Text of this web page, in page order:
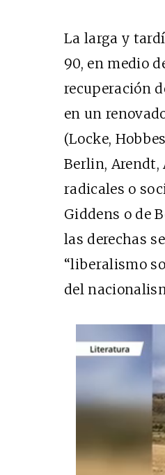
La larga y
90, en medio
recuperación
en un
(Locke,
Berlin, Arendt,
radicales o
Giddens o de
las derechas
“liberalismo
del